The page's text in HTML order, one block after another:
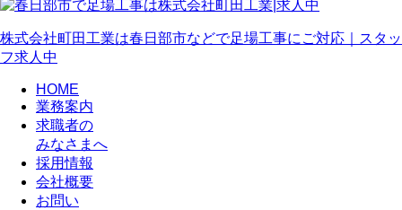
株式会社町田工業は春日部市などで足場工事にご対応｜スタッ
フ求人中
HOME
業務案内
求職者の
みなさまへ
採用情報
会社概要
お問い